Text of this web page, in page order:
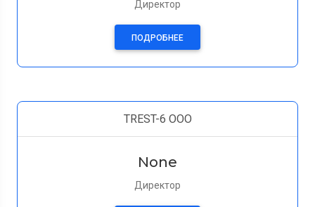
Директор
ПОДРОБНЕЕ
TREST-6 OOO
None
Директор